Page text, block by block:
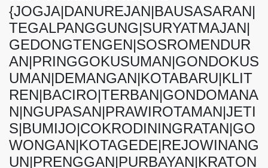
{JOGJA|DANUREJAN|BAUSASARAN|
TEGALPANGGUNG|SURYATMAJAN|
GEDONGTENGEN|SOSROMENDUR
AN|PRINGGOKUSUMAN|GONDOKUS
UMAN|DEMANGAN|KOTABARU|KLIT
REN|BACIRO|TERBAN|GONDOMANA
N|NGUPASAN|PRAWIROTAMAN|JETI
S|BUMIJO|COKRODININGRATAN|GO
WONGAN|KOTAGEDE|REJOWINANG
UN|PRENGGAN|PURBAYAN|KRATON